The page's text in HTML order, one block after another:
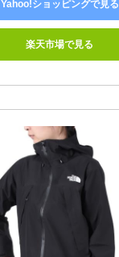
Yahoo!ショッピングで見る
楽天市場で見る